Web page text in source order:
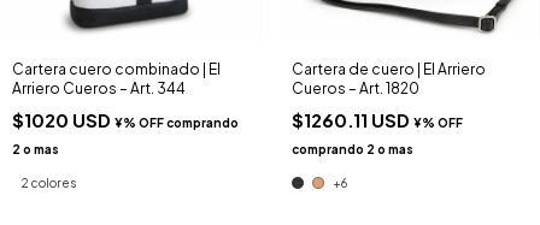
Cartera cuero combinado | El
Arriero Cueros – Art. 344
$1020 USD
2 colores
Cartera de cuero | El Arriero
Cueros – Art. 1820
$1260.11 USD
+6